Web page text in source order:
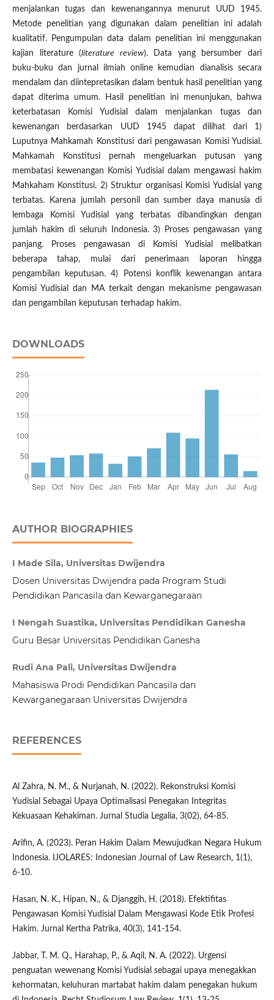
menjalankan tugas dan kewenangannya menurut UUD 1945.
Metode penelitian yang digunakan dalam penelitian ini adalah
kualitatif. Pengumpulan data dalam penelitian ini menggunakan
kajian literature (literature review). Data yang bersumber dari
buku-buku dan jurnal ilmiah online kemudian dianalisis secara
mendalam dan diintepretasikan dalam bentuk hasil penelitian yang
dapat diterima umum. Hasil penelitian ini menunjukan, bahwa
keterbatasan Komisi Yudisial dalam menjalankan tugas dan
kewenangan berdasarkan UUD 1945 dapat dilihat dari 1)
Luputnya Mahkamah Konstitusi dari pengawasan Komisi Yudisial.
Mahkamah Konstitusi pernah mengeluarkan putusan yang
membatasi kewenangan Komisi Yudisial dalam mengawasi hakim
Mahkaham Konstitusi. 2) Struktur organisasi Komisi Yudisial yang
terbatas. Karena jumlah personil dan sumber daya manusia di
lembaga Komisi Yudisial yang terbatas dibandingkan dengan
jumlah hakim di seluruh Indonesia. 3) Proses pengawasan yang
panjang. Proses pengawasan di Komisi Yudisial melibatkan
beberapa tahap, mulai dari penerimaan laporan hingga
pengambilan keputusan. 4) Potensi konflik kewenangan antara
Komisi Yudisial dan MA terkait dengan mekanisme pengawasan
dan pengambilan keputusan terhadap hakim.
DOWNLOADS
AUTHOR BIOGRAPHIES
I Made Sila, Universitas Dwijendra
Dosen Universitas Dwijendra pada Program Studi
Pendidikan Pancasila dan Kewarganegaraan
I Nengah Suastika, Universitas Pendidikan Ganesha
Guru Besar Universitas Pendidikan Ganesha
Rudi Ana Pali, Universitas Dwijendra
Mahasiswa Prodi Pendidikan Pancasila dan
Kewarganegaraan Universitas Dwijendra
REFERENCES
Al Zahra, N. M., & Nurjanah, N. (2022). Rekonstruksi Komisi
Yudisial Sebagai Upaya Optimalisasi Penegakan Integritas
Kekuasaan Kehakiman. Jurnal Studia Legalia, 3(02), 64-85.
Arifin, A. (2023). Peran Hakim Dalam Mewujudkan Negara Hukum
Indonesia. IJOLARES: Indonesian Journal of Law Research, 1(1),
6-10.
Hasan, N. K., Hipan, N., & Djanggih, H. (2018). Efektifitas
Pengawasan Komisi Yudisial Dalam Mengawasi Kode Etik Profesi
Hakim. Jurnal Kertha Patrika, 40(3), 141-154.
Jabbar, T. M. Q., Harahap, P., & Aqil, N. A. (2022). Urgensi
penguatan wewenang Komisi Yudisial sebagai upaya menegakkan
kehormatan, keluhuran martabat hakim dalam penegakan hukum